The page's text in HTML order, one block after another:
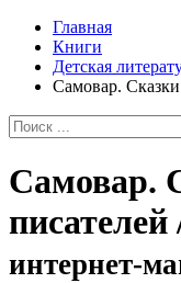
Главная
Книги
Детская
Самовар.
Самовар.
интернет-